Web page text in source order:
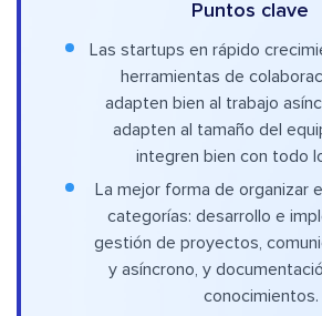
Puntos clave
Las startups en rápido
herramientas de
adapten bien al trabajo
adapten al tamaño del
integren bien con todo
La mejor forma de organizar
categorías: desarrollo e
gestión de proyectos,
y asíncrono, y
conocimientos.